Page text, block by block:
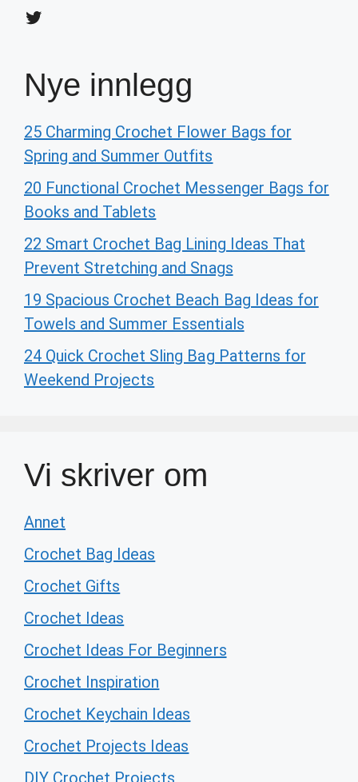
Twitter
Nye innlegg
25 Charming Crochet Flower Bags for
Spring and Summer Outfits
20 Functional Crochet Messenger Bags for
Books and Tablets
22 Smart Crochet Bag Lining Ideas That
Prevent Stretching and Snags
19 Spacious Crochet Beach Bag Ideas for
Towels and Summer Essentials
24 Quick Crochet Sling Bag Patterns for
Weekend Projects
Vi skriver om
Annet
Crochet Bag Ideas
Crochet Gifts
Crochet Ideas
Crochet Ideas For Beginners
Crochet Inspiration
Crochet Keychain Ideas
Crochet Projects Ideas
DIY Crochet Projects